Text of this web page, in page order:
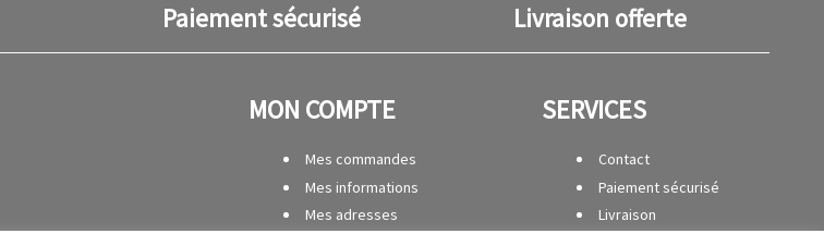
Paiement sécurisé Livraison offerte
MON COMPTE
Mes commandes
Mes informations
Mes adresses
SERVICES
Contact
Paiement sécurisé
Livraison